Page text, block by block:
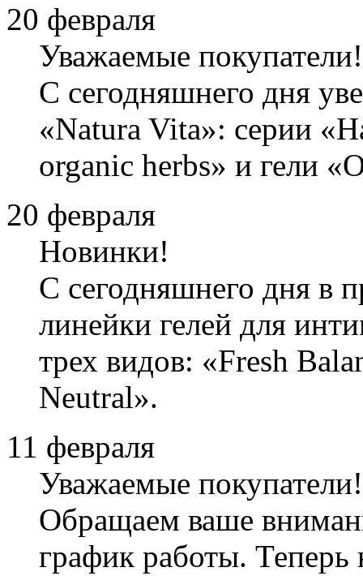
20 февраля
Уважаемые покупатели!
С сегодняшнего дня
«Natura Vita»: серии
organic herbs» и гели
20 февраля
Новинки!
С сегодняшнего дня в
линейки гелей для
трех видов: «Fresh
Neutral».
11 февраля
Уважаемые покупатели!
Обращаем ваше
график работы.